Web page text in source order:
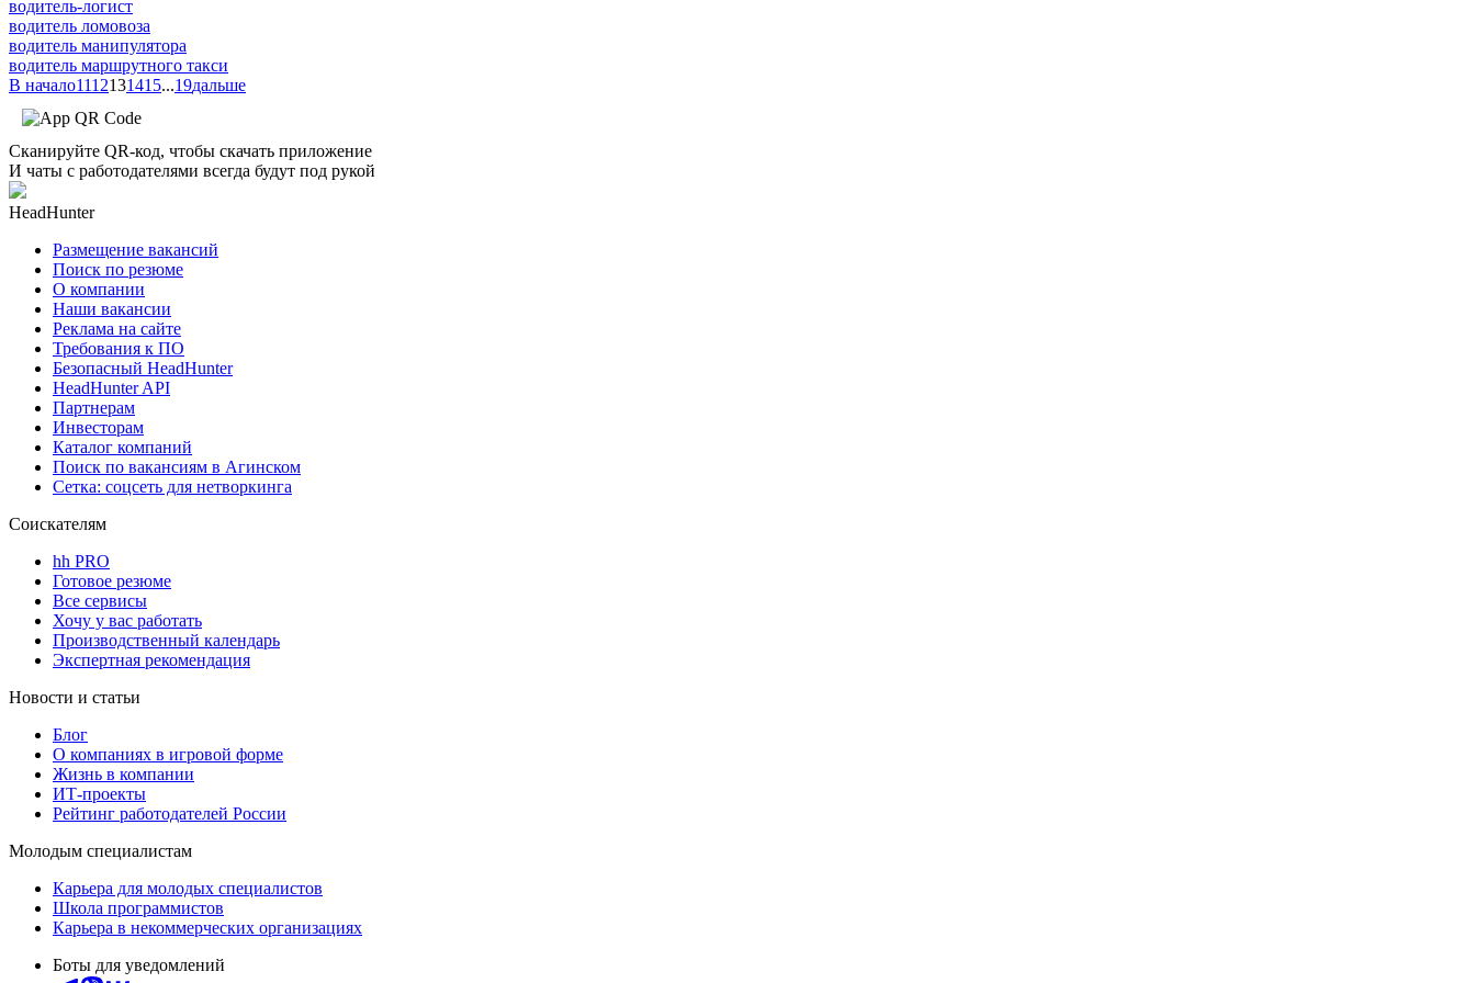
водитель-логист
водитель ломовоза
водитель манипулятора
водитель маршрутного такси
В начало1112131415...19дальше
Сканируйте QR-код, чтобы скачать приложение
И чаты с работодателями всегда будут под рукой
HeadHunter
Размещение вакансий
Поиск по резюме
О компании
Наши вакансии
Реклама на сайте
Требования к ПО
Безопасный HeadHunter
HeadHunter API
Партнерам
Инвесторам
Каталог компаний
Поиск по вакансиям в Агинском
Сетка: соцсеть для нетворкинга
Соискателям
hh PRO
Готовое резюме
Все сервисы
Хочу у вас работать
Производственный календарь
Экспертная рекомендация
Новости и статьи
Блог
О компаниях в игровой форме
Жизнь в компании
ИТ-проекты
Рейтинг работодателей России
Молодым специалистам
Карьера для молодых специалистов
Школа программистов
Карьера в некоммерческих организациях
Боты для уведомлений